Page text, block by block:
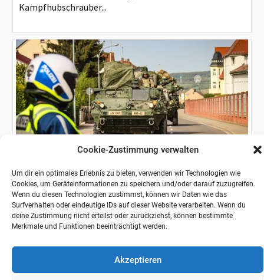
Cookie-Zustimmung verwalten
Um dir ein optimales Erlebnis zu bieten, verwenden wir Technologien wie
Cookies, um Geräteinformationen zu speichern und/oder darauf zuzugreifen.
Wenn du diesen Technologien zustimmst, können wir Daten wie das
Surfverhalten oder eindeutige IDs auf dieser Website verarbeiten. Wenn du
deine Zustimmung nicht erteilst oder zurückziehst, können bestimmte
Merkmale und Funktionen beeinträchtigt werden.
Akzeptieren
Kampfhubschrauber...
FACHBEITRAG
2029 ist übermorgen: Der
Operationsplan Deutschland steht vor
zweiter Fortschreibung
gezeigt: Wir müssen unsere Fähigkeiten zur
Abschreckung und Verteidigung...